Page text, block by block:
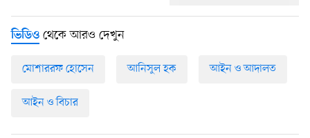
ভিডিও থেকে আরও দেখুন
মোশাররফ হোসেন আনিসুল হক আইন ও আদালত
আইন ও বিচার